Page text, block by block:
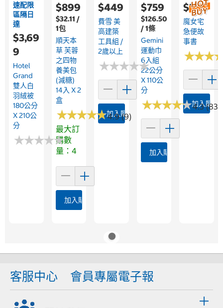
速配限
區隔日
達
$3,69
9
Hotel
Grand
雙人白
羽絨被
180公分
X 210公
分
★★★★★
★★★★★
$899
$32.11 /
1包
順天本
草 芙蓉
之四物
養美包
(減糖)
14入 X 2
盒
★★★★★
★★★★★4.9 (9)
最大訂
購數
量：4
加入購物車
$449
費雪 美
高建築
工具組 /
2歲以上
★★★★★
★★★★★
加入購物車
$759
$126.50
/ 1條
Gemini
運動巾
6入組
22公分
X 110公
分
★★★★★
★★★★★4.3 (83)
加入購物車
$329
魔女宅
急便故
事書
★★★
★★★
加入購物
客服中心 會員專屬電子報